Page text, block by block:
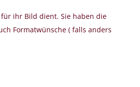
ihr Bild dient. Sie haben die
Formatwünsche ( falls anders